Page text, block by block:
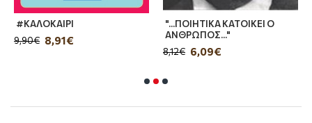
#ΚΑΛΟΚΑΙΡΙ
8,91€
9,90€
"...ΠΟΙΗΤΙΚΑ ΚΑΤΟΙΚΕΙ Ο
ΑΝΘΡΩΠΟΣ..."
6,09€
8,12€